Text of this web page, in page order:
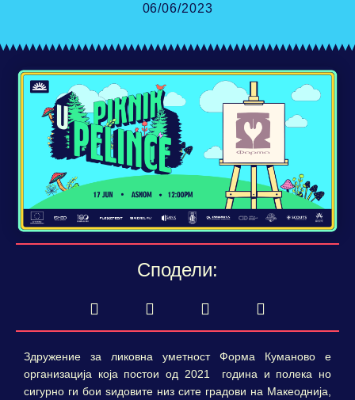
06/06/2023
Сподели:
Здружение за ликовна уметност Форма Куманово е
организација која постои од 2021 година и полека но
сигурно ги бои ѕидовите низ сите градови на Макеоднија,